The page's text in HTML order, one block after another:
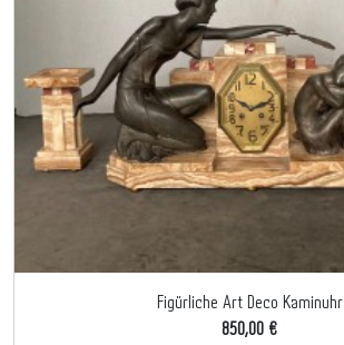
Figürliche Art Deco Kaminuhr
850,00 €